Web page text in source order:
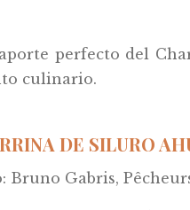
perfecto del
culinario.
DE SILURO
Bruno Gabris,